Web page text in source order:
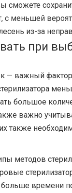
сможете
с меньшей
из-за
при
— важный
большое
важно
также
методов
времени